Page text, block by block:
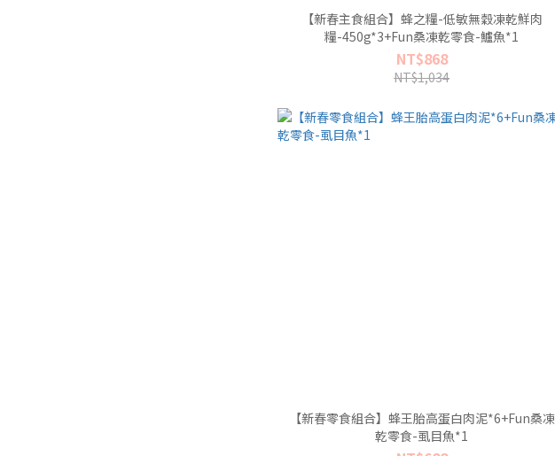
【新春主食組合】蜂之糧-低敏無穀凍乾鮮肉
糧-450g*3+Fun桑凍乾零食-鱸魚*1
NT$868
NT$1,034
【新春零食組合】蜂王胎高蛋白肉泥*6+Fun桑凍
乾零食-虱目魚*1